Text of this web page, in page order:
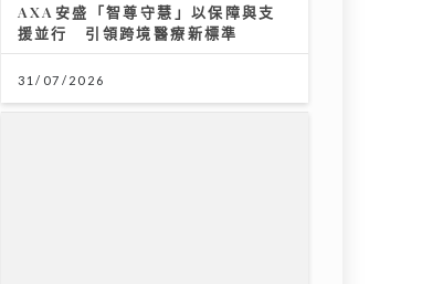
AXA安盛「智尊守慧」以保障與支
援並行 引領跨境醫療新標準
31/07/2026